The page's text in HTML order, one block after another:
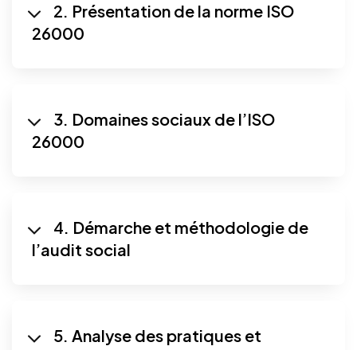
2. Présentation de la norme ISO
26000
3. Domaines sociaux de l’ISO
26000
4. Démarche et méthodologie de
l’audit social
5. Analyse des pratiques et